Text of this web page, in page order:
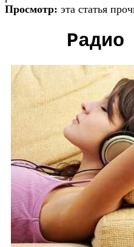
Просмотр: эта статья
Радио